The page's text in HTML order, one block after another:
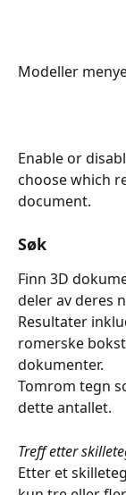
Modeller
Enable or
choose which
document.
Søk
Finn 3D
deler av deres
Resultater
romerske
dokumenter.
Tomrom tegn
dette antallet.
Treff etter
Etter et